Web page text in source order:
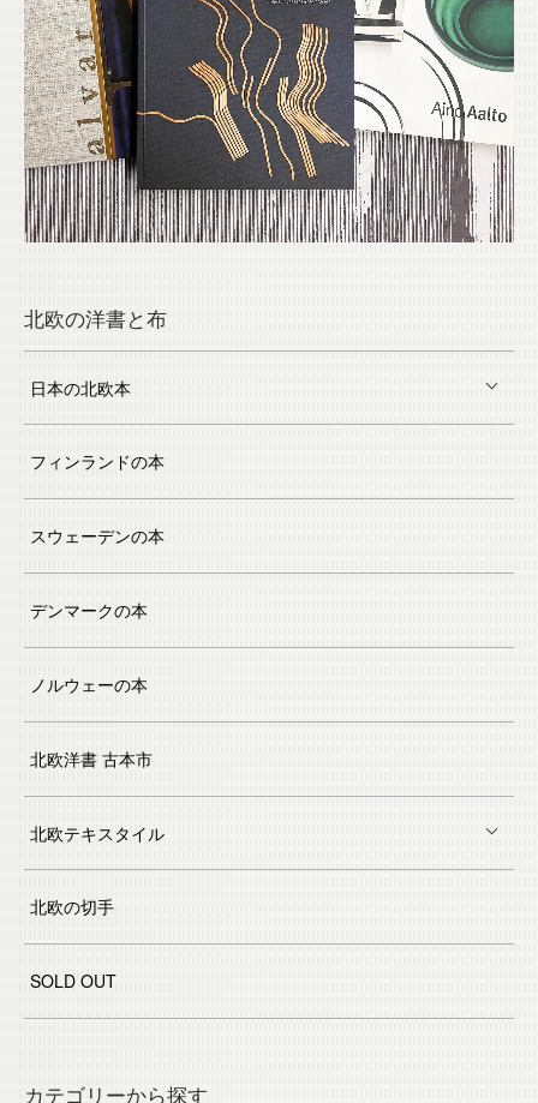
北欧の洋書と布
日本の北欧本
フィンランドの本
スウェーデンの本
デンマークの本
ノルウェーの本
北欧洋書 古本市
北欧テキスタイル
北欧の切手
SOLD OUT
カテゴリーから探す